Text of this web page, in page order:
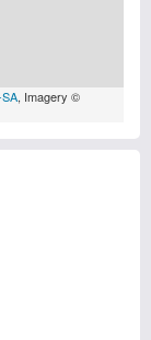
, Imagery ©